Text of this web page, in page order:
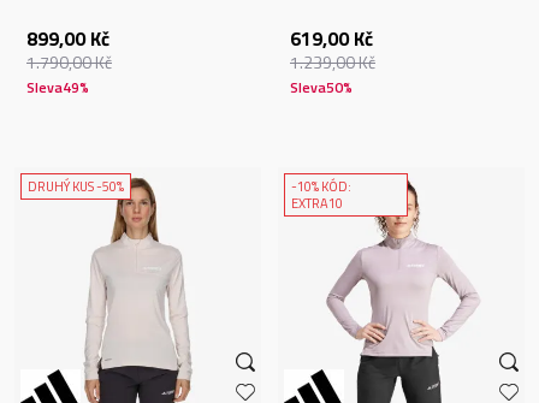
899,00 Kč
1.790,00Kč
Sleva49%
619,00 Kč
1.239,00Kč
Sleva50%
DRUHÝ KUS -50%
-10% KÓD:
EXTRA10